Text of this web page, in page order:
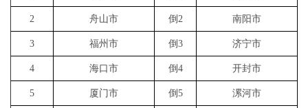
排名 城市 考核断面
阿勒泰地区
齐斯
2 舟山市 倒2 南阳市
3 福州市 倒3 济宁市
4 海口市 倒4 开封市
5 厦门市 倒5 漯河市